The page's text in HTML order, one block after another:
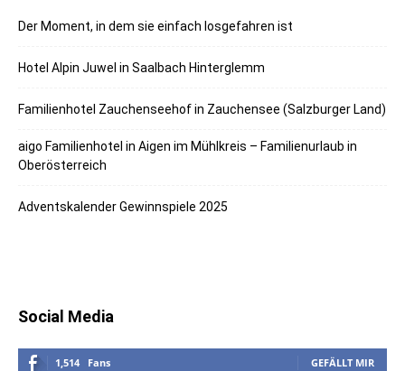
Der Moment, in dem sie einfach losgefahren ist
Hotel Alpin Juwel in Saalbach Hinterglemm
Familienhotel Zauchenseehof in Zauchensee (Salzburger Land)
aigo Familienhotel in Aigen im Mühlkreis – Familienurlaub in
Oberösterreich
Adventskalender Gewinnspiele 2025
Social Media
1,514 Fans GEFÄLLT MIR